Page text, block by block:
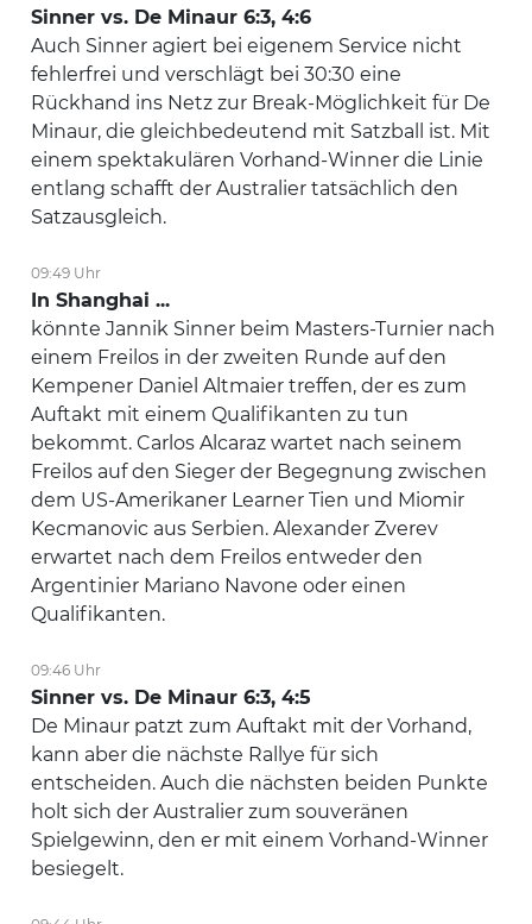
Sinner vs. De Minaur 6:3, 4:6
Auch Sinner agiert bei eigenem Service nicht
fehlerfrei und verschlägt bei 30:30 eine
Rückhand ins Netz zur Break-Möglichkeit für De
Minaur, die gleichbedeutend mit Satzball ist. Mit
einem spektakulären Vorhand-Winner die Linie
entlang schafft der Australier tatsächlich den
Satzausgleich.
09:49 Uhr
In Shanghai ...
könnte Jannik Sinner beim Masters-Turnier nach
einem Freilos in der zweiten Runde auf den
Kempener Daniel Altmaier treffen, der es zum
Auftakt mit einem Qualifikanten zu tun
bekommt. Carlos Alcaraz wartet nach seinem
Freilos auf den Sieger der Begegnung zwischen
dem US-Amerikaner Learner Tien und Miomir
Kecmanovic aus Serbien. Alexander Zverev
erwartet nach dem Freilos entweder den
Argentinier Mariano Navone oder einen
Qualifikanten.
09:46 Uhr
Sinner vs. De Minaur 6:3, 4:5
De Minaur patzt zum Auftakt mit der Vorhand,
kann aber die nächste Rallye für sich
entscheiden. Auch die nächsten beiden Punkte
holt sich der Australier zum souveränen
Spielgewinn, den er mit einem Vorhand-Winner
besiegelt.